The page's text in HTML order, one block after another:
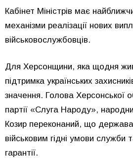
Кабінет Міністрів має
механізми реалізації нових
військовослужбовців.
Для Херсонщини, яка щодня
підтримка українських
значення. Голова Херсонської
партії «Слуга Народу»,
Козир переконаний, що
військовим гідні умови служби
гарантії.